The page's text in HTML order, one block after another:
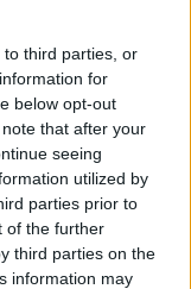
third parties, or
for
below opt-out
that after your
seeing
utilized by
parties prior to
of the further
third parties on the
information may